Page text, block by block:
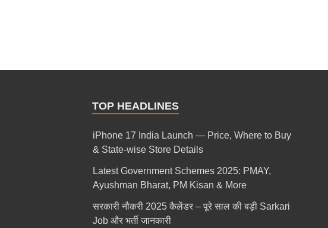
TOP HEADLINES
iPhone 17 India Launch — Price, Where to Buy
& State-wise Store Details
Latest Government Schemes 2025: PMAY,
Ayushman Bharat, PM Kisan & More
सरकारी नौकरी 2025 कैलेंडर – पूरे साल की बड़ी Sarkari
Job और भर्ती जानकारी